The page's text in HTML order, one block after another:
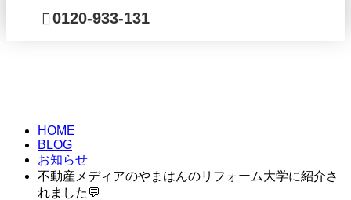
0120-933-131
HOME
BLOG
お知らせ
不動産メディアのやまはんのリフォーム大学に紹介さ
れました︎💬